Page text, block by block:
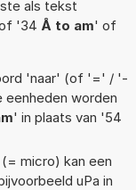
als tekst
'34 Å to am' of
'naar' (of '=' / '-
worden
' in plaats van '54
micro) kan een
uPa in